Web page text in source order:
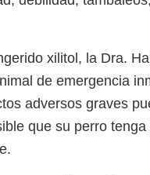
xilitol, la Dra.
de emergencia
adversos graves
que su perro